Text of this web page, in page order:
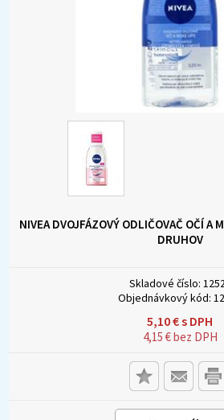
NIVEA DVOJFÁZOVÝ ODLIČOVAČ OČÍ A
DRUHOV
Skladové číslo:
Objednávkový kód:
5,10€s DPH
4,15€bez DPH